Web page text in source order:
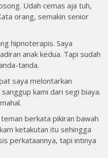
Udah cemas aja tuh,
orang, semakin senior
hipnoterapis. Saya
anak kedua. Tapi sudah
tanda.
saya melontarkan
kami dari segi biaya.
berkata pikiran bawah
ketakutan itu sehingga
perkataannya, tapi intinya